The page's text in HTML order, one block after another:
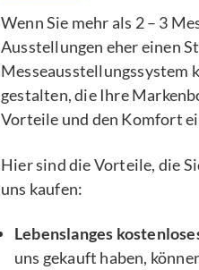
Wenn Sie mehr als 2 – 3
Ausstellungen eher einen
Messeausstellungssystem
gestalten, die Ihre
Vorteile und den Komfort
Hier sind die Vorteile, die
uns kaufen:
Lebenslanges
uns gekauft haben,